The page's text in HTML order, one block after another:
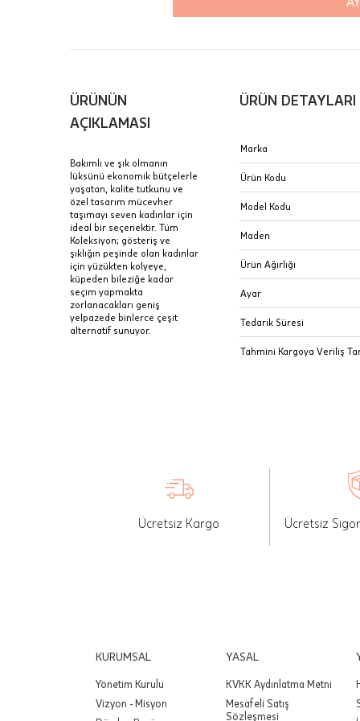
Seçiniz.
Stoklar çok
Taksit Tablosu
Taksit
Tek Çekim
2 Taksit
3 Taksit
ÜRÜNÜN
AÇIKLAMASI
Bakımlı ve şık olmanın
lüksünü ekonomik bütçelerle
yaşatan, kalite tutkunu ve
özel tasarım mücevher
taşımayı seven kadınlar için
ideal bir seçenektir. Tüm
Koleksiyon; gösteriş ve
şıklığın peşinde olan kadınlar
için yüzükten kolyeye,
küpeden bileziğe kadar
seçim yapmakta
zorlanacakları geniş
yelpazede binlerce çeşit
alternatif sunuyor.
ÜRÜN DETAYLARI
Marka
Ürün Kodu
Model Kodu
Maden
Ürün Ağırlığı
Ayar
Tedarik Süresi
Tahmini Kargoya Veriliş
Ücretsiz Kargo Ücretsiz
KURUMSAL
Yönetim Kurulu
Vizyon - Misyon
YASAL
KVKK Aydınlatma Metni
Mesafeli Satış
Sözleşmesi
Aynı
JTR |
Merkezi)
Sipariş
İptal:
Önemli: